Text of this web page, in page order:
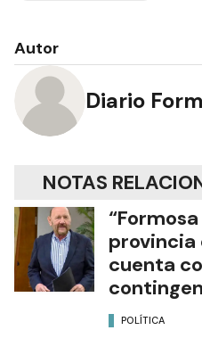
Autor
Diario
NOTAS
provincia
cuenta
POLÍTICA